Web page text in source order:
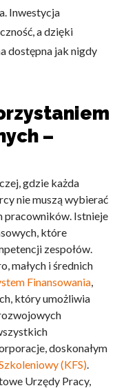
Inwestycja
a dzięki
dostępna jak nigdy
–
gdzie każda
nie muszą wybierać
pracowników. Istnieje
które
zespołów.
małych i średnich
Finansowania,
który umożliwia
doskonałym
(KFS).
Urzędy Pracy,